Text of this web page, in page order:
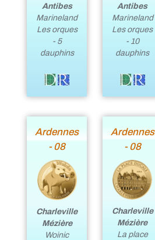
Antibes
Marineland
Les orques
- 5
dauphins
Antibes
Marineland
Les orques
- 10
dauphins
Ardennes
- 08
Charleville
Mézière
Woinic
Ardennes
- 08
Charleville
Mézière
La place